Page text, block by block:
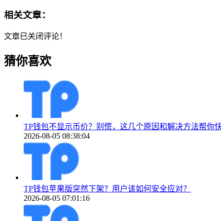
相关文章：
文章已关闭评论！
猜你喜欢
TP钱包不显示币价？别慌，这几个原因和解决方法帮你
2026-08-05 08:38:04
TP钱包苹果版突然下架？用户该如何安全应对？
2026-08-05 07:01:16